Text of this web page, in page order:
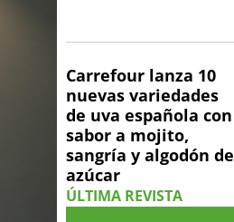
Carrefour lanza 10
nuevas variedades
de uva española con
sabor a mojito,
sangría y algodón de
azúcar
ÚLTIMA REVISTA